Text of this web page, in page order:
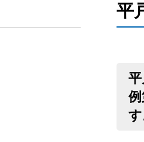
平
す